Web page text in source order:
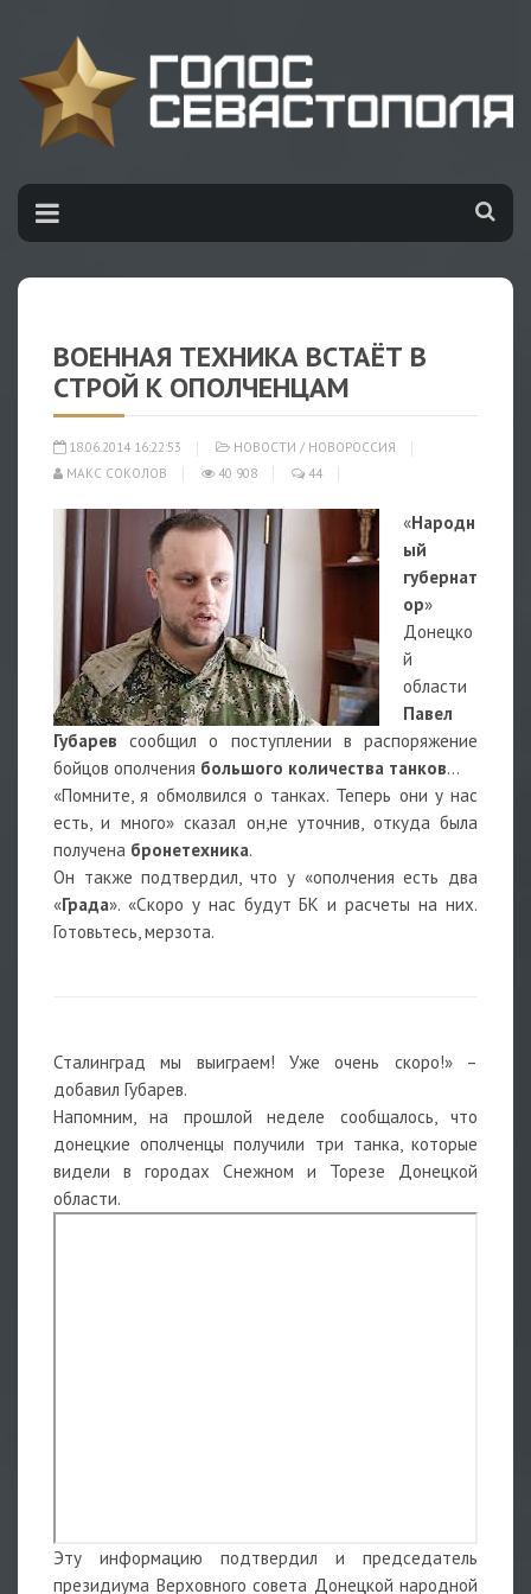
ВОЕННАЯ ТЕХНИКА ВСТАЁТ В
СТРОЙ К ОПОЛЧЕНЦАМ
18.06.2014 16:22:53 НОВОСТИ / НОВОРОССИЯ
МАКС СОКОЛОВ
40 908 44
«Народн
ый
губернат
ор»
Донецко
й
области
Павел
Губарев сообщил о поступлении в распоряжение
бойцов ополчения большого количества танков...
«Помните, я обмолвился о танках. Теперь они у нас
есть, и много» сказал он,не уточнив, откуда была
получена бронетехника.
Он также подтвердил, что у «ополчения есть два
«Града». «Скоро у нас будут БК и расчеты на них.
Готовьтесь, мерзота.
Сталинград мы выиграем! Уже очень скоро!» –
добавил Губарев.
Напомним, на прошлой неделе сообщалось, что
донецкие ополченцы получили три танка, которые
видели в городах Снежном и Торезе Донецкой
области.
Эту информацию подтвердил и председатель
президиума Верховного совета Донецкой народной